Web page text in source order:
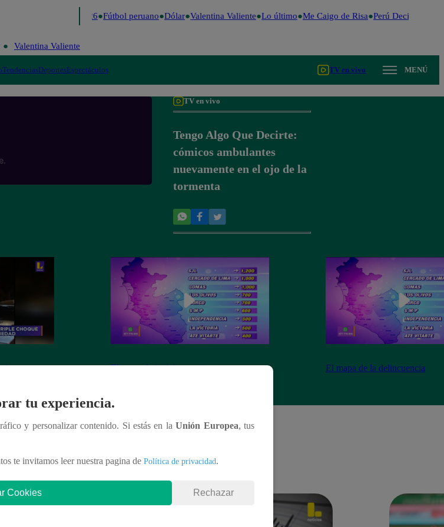
Perú Decide 2026 Fútbol peruano Dólar Valentina Valiente Lo último Me Caigo de Risa Perú Decide 2026
Valentina Valiente
TendenciasDeportesEspectáculos TV en vivo MENÚ
TV en vivo
Tengo Algo Que Decirte:
cómicos ambulantes
nuevamente en el ojo de la
tormenta
en
El mapa de la delincuencia El mapa de la delincuencia
tu experiencia.
y personalizar contenido. Si estás en laUnión Europea, tus
te invitamos leer nuestra pagina de Política de privacidad.
Cookies Rechazar